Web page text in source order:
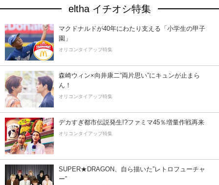
eltha イチオシ特集
マクドナルドが40年にわたり支える「小学生の甲子
園」
オリコンタイアップ特集
森崎ウィン×向井康二“両片思い”にキュンが止まら
ん！
オリコンタイアップ特集
デカすぎ都市伝説発生!?ファミマ45％増量作戦再来
オリコンタイアップ特集
SUPER★DRAGON、自ら描いた”レトロフューチャ
ー”